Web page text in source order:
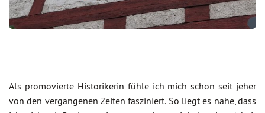
Als promovierte Historikerin fühle ich mich schon seit jeher
von den vergangenen Zeiten fasziniert. So liegt es nahe, dass